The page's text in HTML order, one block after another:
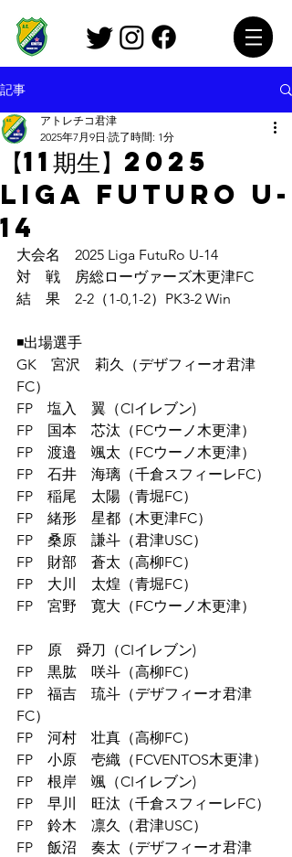
記事
【11期生】2025
Liga FutuRo U-
14
アトレチコ君津
2025年7月9日 読了時間: 1分
大会名　2025 Liga FutuRo U-14
対　戦　房総ローヴァーズ木更津FC
結　果　2-2（1-0,1-2）PK3-2 Win
◾️出場選手
GK　宮沢　莉久（デザフィーオ君津
FC）
FP　塩入　翼（CIイレブン)
FP　国本　芯汰（FCウーノ木更津）
FP　渡邉　颯太（FCウーノ木更津）
FP　石井　海璃（千倉スフィーレFC）
FP　稲尾　太陽（青堀FC）
FP　緒形　星都（木更津FC）
FP　桑原　謙斗（君津USC）
FP　財部　蒼太（高柳FC）
FP　大川　太煌（青堀FC）
FP　宮野　寛大（FCウーノ木更津）
FP　原　舜刀（CIイレブン)
FP　黒肱　咲斗（高柳FC）
FP　福吉　琉斗（デザフィーオ君津
FC）
FP　河村　壮真（高柳FC）
FP　小原　壱織（FCVENTOS木更津）
FP　根岸　颯（CIイレブン)
FP　早川　旺汰（千倉スフィーレFC）
FP　鈴木　凛久（君津USC）
FP　飯沼　奏太（デザフィーオ君津